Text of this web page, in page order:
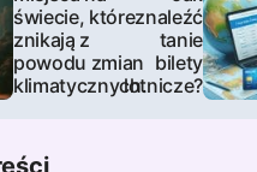
świecie, które
znikają z
powodu zmian
klimatycznych.
znaleźć
tanie
bilety
lotnicze?